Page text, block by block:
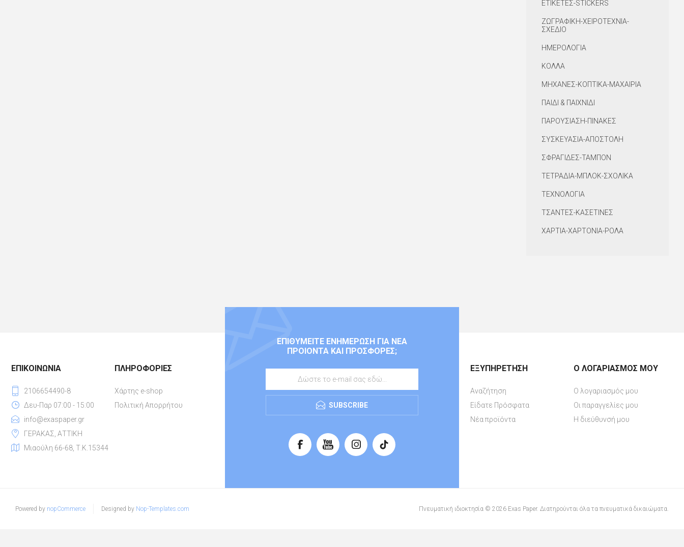
ΕΤΙΚΕΤΕΣ-STICKERS
ΖΩΓΡΑΦΙΚΗ-ΧΕΙΡΟΤΕΧΝΙΑ-
ΣΧΕΔΙΟ
ΗΜΕΡΟΛΟΓΙΑ
ΚΟΛΛΑ
ΜΗΧΑΝΕΣ-ΚΟΠΤΙΚΑ-ΜΑΧΑΙΡΙΑ
ΠΑΙΔΙ & ΠΑΙΧΝΙΔΙ
ΠΑΡΟΥΣΙΑΣΗ-ΠΙΝΑΚΕΣ
ΣΥΣΚΕΥΑΣΙΑ-ΑΠΟΣΤΟΛΗ
ΣΦΡΑΓΙΔΕΣ-ΤΑΜΠΟΝ
ΤΕΤΡΑΔΙΑ-ΜΠΛΟΚ-ΣΧΟΛΙΚΑ
ΤΕΧΝΟΛΟΓΙΑ
ΤΣΑΝΤΕΣ-ΚΑΣΕΤΙΝΕΣ
ΧΑΡΤΙΑ-ΧΑΡΤΟΝΙΑ-ΡΟΛΑ
ΕΠΙΘΥΜΕΊΤΕ ΕΝΗΜΈΡΩΣΗ ΓΙΑ ΝΈΑ
ΠΡΟΙΌΝΤΑ ΚΑΙ ΠΡΟΣΦΟΡΈΣ;
SUBSCRIBE
ΕΠΙΚΟΙΝΩΝΊΑ
2106654490-8
Δευ-Παρ 07:00 - 15:00
info@exaspaper.gr
ΓΕΡΑΚΑΣ, ΑΤΤΙΚΗ
Μιαούλη 66-68, Τ.Κ.15344
ΠΛΗΡΟΦΟΡΊΕΣ
Χάρτης e-shop
Πολιτική Απορρήτου
ΕΞΥΠΗΡΈΤΗΣΗ
Αναζήτηση
Είδατε Πρόσφατα
Νέα προϊόντα
Ο ΛΟΓΑΡΙΑΣΜΌΣ ΜΟΥ
Ο λογαριασμός μου
Οι παραγγελίες μου
Η διεύθυνσή μου
Powered by nopCommerce Designed by Nop-Templates.com Πνευματική ιδιοκτησία © 2026 Exas Paper. Διατηρούνται όλα τα πνευματικά δικαιώματα.